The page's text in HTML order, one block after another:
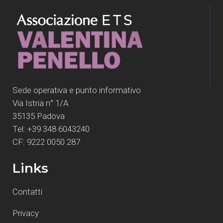
Sede operativa e punto informativo
Via Istria n° 1/A
35135 Padova
Tel: +39 348 6043240
CF: 9222 0050 287
Links
Contatti
Privacy